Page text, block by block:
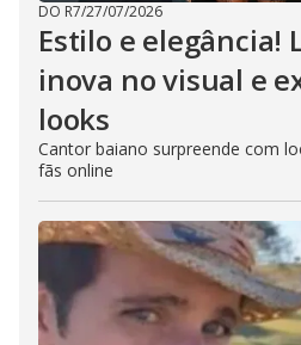
DO R7/27/07/2026
Estilo e elegância!
inova no visual e
looks
Cantor baiano surpreende com
fãs online